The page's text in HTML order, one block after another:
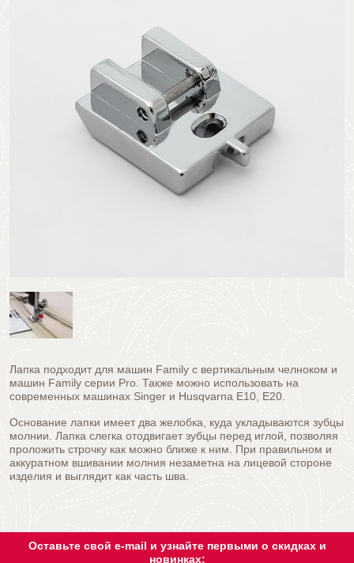
Лапка подходит для машин Family с вертикальным челноком и
машин Family серии Pro. Также можно использовать на
современных машинах Singer и Husqvarna E10, E20.
Основание лапки имеет два желобка, куда укладываются зубцы
молнии. Лапка слегка отодвигает зубцы перед иглой, позволяя
проложить строчку как можно ближе к ним. При правильном и
аккуратном вшивании молния незаметна на лицевой стороне
изделия и выглядит как часть шва.
Оставьте свой e-mail и узнайте первыми о скидках и
новинках: